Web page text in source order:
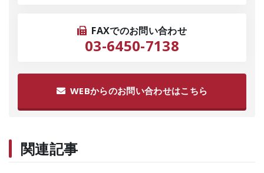
FAXでのお問い合わせ
03-6450-7138
WEBからのお問い合わせはこちら
関連記事